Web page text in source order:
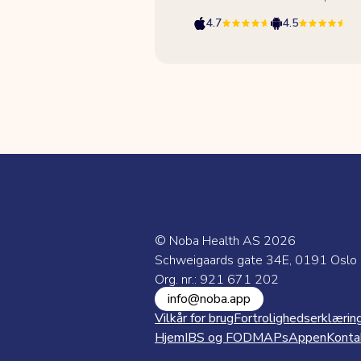
4.7
4.5
© Noba Health AS 2026
Schweigaards gate 34E, 0191 Oslo
Org. nr.: 921 671 202
info@noba.app
Vilkår for brug
HjemIBS og FODMAPsAppen